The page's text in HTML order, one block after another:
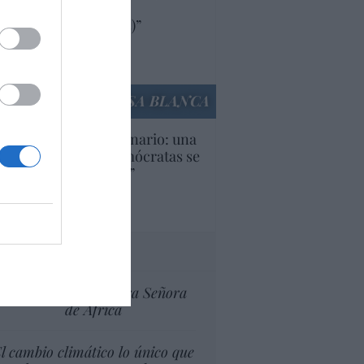
(y europeas)”
Sánchez Arjona
LA CASA BLANCA
Inquietante escenario: una
parte de los demócratas se
como “socialista”
Ceuta celebra Nuestra Señora
de África
cambio climático lo único que